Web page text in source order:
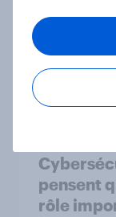
JO de
médailles
pensent
rôle